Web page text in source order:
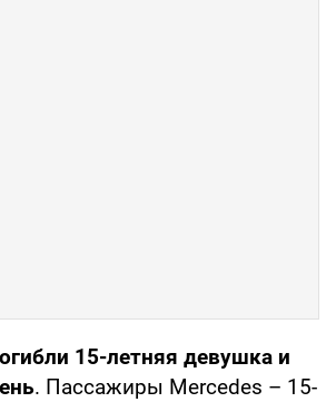
15-летняя девушка и
. Пассажиры Mercedes – 15-